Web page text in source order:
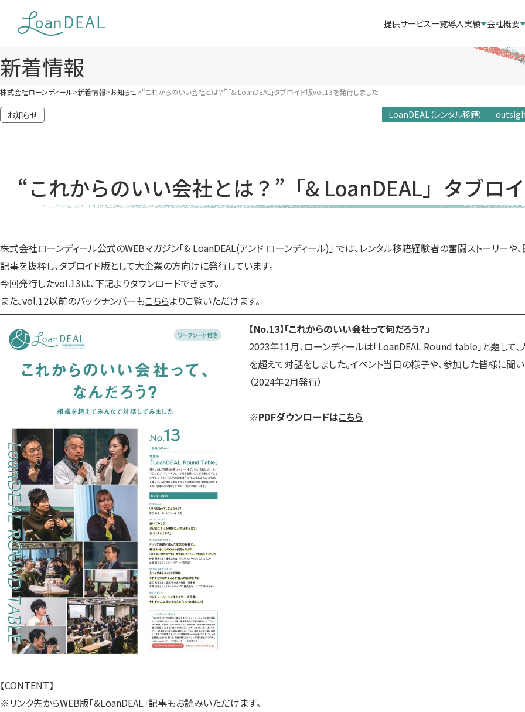
content
提供サービス一覧導入実績 会社概要
新着情報
株式会社ローンディール 新着情報 お知らせ “これからのいい会社とは？”「& LoanDEAL」タブロイド版vol.13を発行しました
お知らせ LoanDEAL（レンタル移籍）
“これからのいい会社とは？”「& LoanDEAL」タブロ
株式会社ローンディール公式のWEBマガジン「& LoanDEAL(アンド ローンディール)」 では、レンタル移籍経験者の奮闘ストーリーや
記事を抜粋し、タブロイド版として大企業の方向けに発行しています。
今回発行したvol.13は、下記よりダウンロードできます。
また、vol.12以前のバックナンバーもこちらよりご覧いただけます。
【No.13】「これからのいい会社って何だろう？」
2023年11月、ローンディールは「LoanDEAL Round table」と題して
を超えて対話をしました。イベント当日の様子や、参加した皆様に聞
（2024年2月発行）
※PDFダウンロードはこちら
【CONTENT】
※リンク先からWEB版「&LoanDEAL」記事もお読みいただけます。